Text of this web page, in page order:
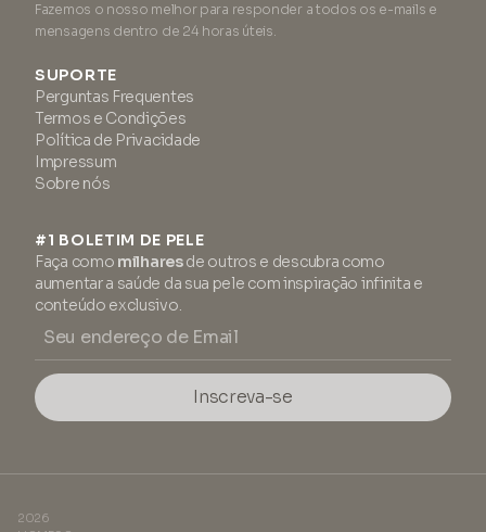
Fazemos o nosso melhor para responder a todos os e-mails e
mensagens dentro de 24 horas úteis.
SUPORTE
Perguntas Frequentes
Termos e Condições
Política de Privacidade
Impressum
Sobre nós
#1 BOLETIM DE PELE
Faça como milharesde outros e descubra como
aumentar a saúde da sua pele com inspiração infinita e
conteúdo exclusivo.
Inscreva-se
2026